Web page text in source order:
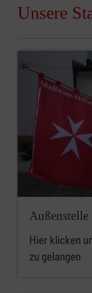
Unsere
Hier klicken
zu gelangen